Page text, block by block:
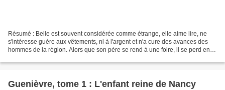
Résumé : Belle est souvent considérée comme étrange, elle aime lire, ne
s'intéresse guère aux vêtements, ni à l'argent et n'a cure des avances des
hommes de la région. Alors que son père se rend à une foire, il se perd en
Guenièvre, tome 1 : L'enfant reine de Nancy